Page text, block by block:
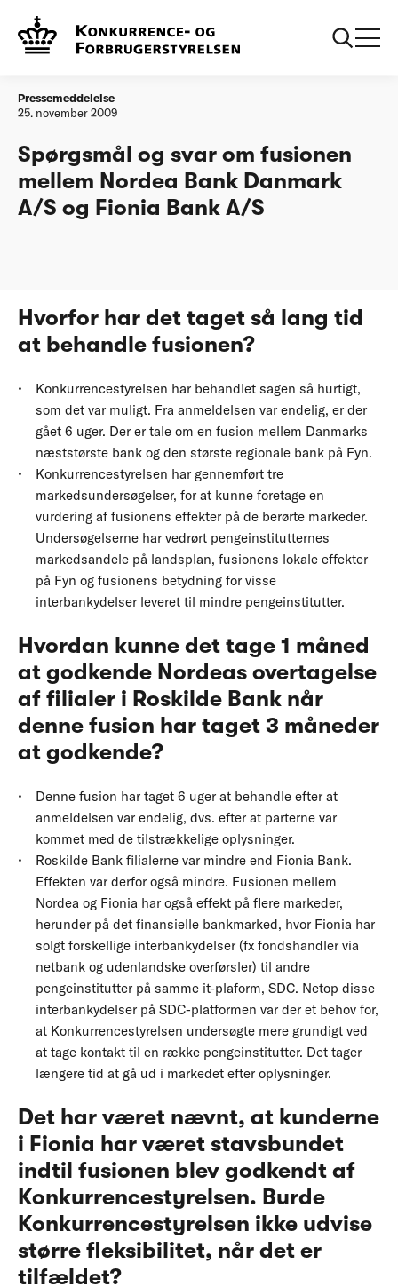
Konkurrencerådet
godkender Nordeas
køb af Fionia Bank
mellem Nordea Bank Danmark A/S og
Fionia Bank A/S
Pressemeddelelse
25. november 2009
Spørgsmål og svar om fusionen
mellem Nordea Bank Danmark
A/S og Fionia Bank A/S
Hvorfor har det taget så lang tid
at behandle fusionen?
Konkurrencestyrelsen har behandlet sagen så hurtigt,
som det var muligt. Fra anmeldelsen var endelig, er der
gået 6 uger. Der er tale om en fusion mellem Danmarks
næststørste bank og den største regionale bank på Fyn.
Konkurrencestyrelsen har gennemført tre
markedsundersøgelser, for at kunne foretage en
vurdering af fusionens effekter på de berørte markeder.
Undersøgelserne har vedrørt pengeinstitutternes
markedsandele på landsplan, fusionens lokale effekter
på Fyn og fusionens betydning for visse
interbankydelser leveret til mindre pengeinstitutter.
Hvordan kunne det tage 1 måned
at godkende Nordeas overtagelse
af filialer i Roskilde Bank når
denne fusion har taget 3 måneder
at godkende?
Denne fusion har taget 6 uger at behandle efter at
anmeldelsen var endelig, dvs. efter at parterne var
kommet med de tilstrækkelige oplysninger.
Roskilde Bank filialerne var mindre end Fionia Bank.
Effekten var derfor også mindre. Fusionen mellem
Nordea og Fionia har også effekt på flere markeder,
herunder på det finansielle bankmarked, hvor Fionia har
solgt forskellige interbankydelser (fx fondshandler via
netbank og udenlandske overførsler) til andre
pengeinstitutter på samme it-plaform, SDC. Netop disse
interbankydelser på SDC-platformen var der et behov for,
at Konkurrencestyrelsen undersøgte mere grundigt ved
at tage kontakt til en række pengeinstitutter. Det tager
længere tid at gå ud i markedet efter oplysninger.
Det har været nævnt, at kunderne
i Fionia har været stavsbundet
indtil fusionen blev godkendt af
Konkurrencestyrelsen. Burde
Konkurrencestyrelsen ikke udvise
større fleksibilitet, når det er
tilfældet?